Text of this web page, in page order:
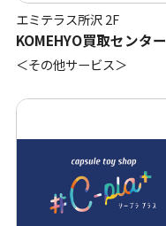
エミテラス所沢 2F
KOMEHYO買取センター
＜その他サービス＞